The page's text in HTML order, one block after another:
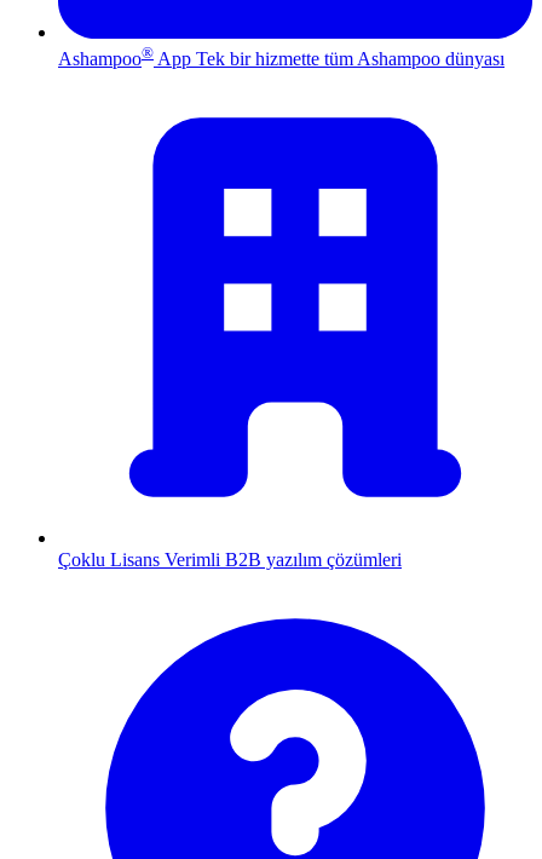
Ashampoo® App Tek bir hizmette tüm Ashampoo dünyası
Çoklu Lisans Verimli B2B yazılım çözümleri